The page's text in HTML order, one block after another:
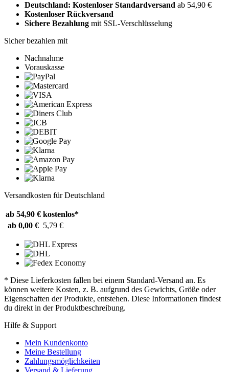
Deutschland: Kostenloser Standardversand ab 54,90 €
Kostenloser Rückversand
Sichere Bezahlung mit SSL-Verschlüsselung
Sicher bezahlen mit
Nachnahme
Vorauskasse
Versandkosten für Deutschland
ab 54,90 € kostenlos*
ab 0,00 € 5,79 €
* Diese Lieferkosten fallen bei einem Standard-Versand an. Es
können weitere Kosten, z. B. aufgrund des Gewichts, Größe oder
Eigenschaften der Produkte, entstehen. Diese Informationen findest
du direkt in der Produktbeschreibung.
Hilfe & Support
Mein Kundenkonto
Meine Bestellung
Zahlungsmöglichkeiten
Versand & Lieferung